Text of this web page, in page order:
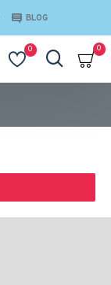
BLOG
0 0